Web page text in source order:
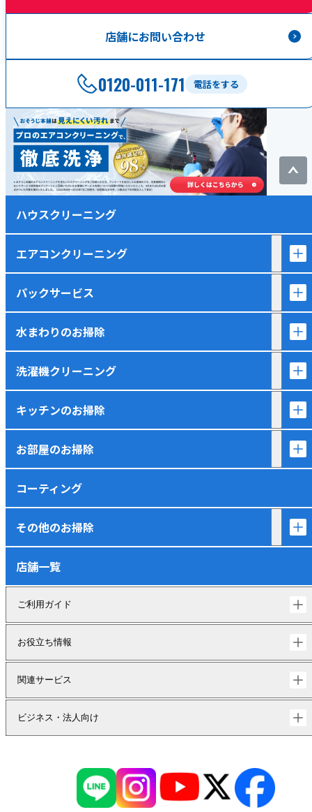
店舗にお問い合わせ
電話をする
0120-011-171
ハウスクリーニング
エアコンクリーニング
パックサービス
水まわりのお掃除
洗濯機クリーニング
キッチンのお掃除
お部屋のお掃除
コーティング
その他のお掃除
店舗一覧
ご利用ガイド
お役立ち情報
関連サービス
ビジネス・法人向け